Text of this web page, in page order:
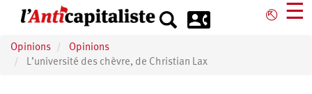
principal
⎋ ☰
Opinions
Opinions
L’université des chèvre, de Christian Lax